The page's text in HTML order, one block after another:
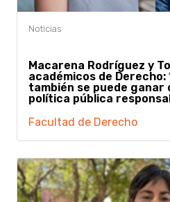
Macarena Rodríguez y
académicos de Derecho:
también se puede ganar
política pública
Facultad de Derecho